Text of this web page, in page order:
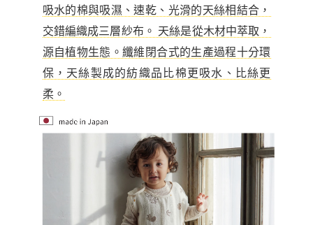
吸水的棉與吸濕、速乾、光滑的天絲相結合，
交錯編織成三層紗布。 天絲是從木材中萃取，
源自植物生態。纖維閉合式的生產過程十分環
保，天絲製成的紡織品比棉更吸水、比絲更
柔。